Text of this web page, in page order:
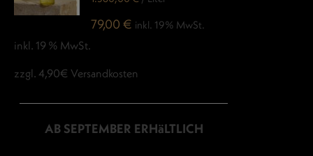
79,00€ inkl. 19% MwSt.
inkl. 19 % MwSt.
zzgl. 4,90€ Versandkosten
AB SEPTEMBER ERHäLTLICH